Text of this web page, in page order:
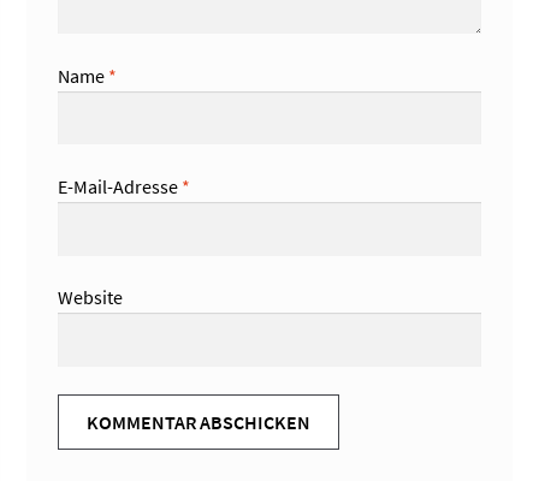
Name *
E-Mail-Adresse *
Website